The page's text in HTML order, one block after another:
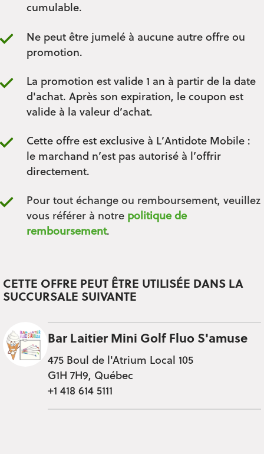
cumulable.
Ne peut être jumelé à aucune autre offre ou
promotion.
La promotion est valide 1 an à partir de la date
d'achat. Après son expiration, le coupon est
valide à la valeur d’achat.
Cette offre est exclusive à L’Antidote Mobile :
le marchand n’est pas autorisé à l’offrir
directement.
Pour tout échange ou remboursement, veuillez
vous référer à notre politique de
remboursement.
CETTE OFFRE PEUT ÊTRE UTILISÉE DANS LA
SUCCURSALE SUIVANTE
Bar Laitier Mini Golf Fluo S'amuse
475 Boul de l'Atrium Local 105
G1H 7H9, Québec
+1 418 614 5111